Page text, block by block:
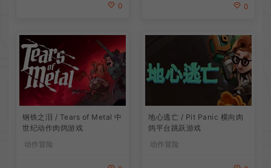
0 0
钢铁之泪 / Tears of Metal 中
世纪动作肉鸽游戏
动作冒险
地心逃亡 / Pit Panic 横向肉
鸽平台跳跃游戏
动作冒险